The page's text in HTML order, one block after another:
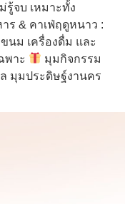
รู้จบ เหมาะทั้ง
ร & คาเฟ่ฤดูหนาว :
นม เครื่องดื่ม และ
พาะ
มุมกิจกรรม
มุมประดิษฐ์งานคร